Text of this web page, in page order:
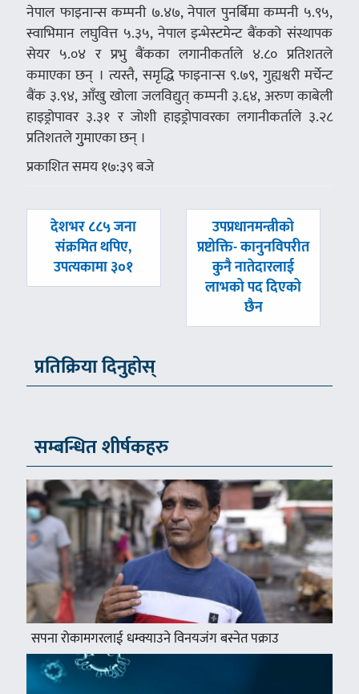
नेपाल फाइनान्स कम्पनी ७.४७, नेपाल पुनर्बिमा कम्पनी ५.९५,
स्वाभिमान लघुवित्त ५.३५, नेपाल इन्भेस्टमेन्ट बैंकको संस्थापक
सेयर ५.०४ र प्रभु बैंकका लगानीकर्ताले ४.८० प्रतिशतले
कमाएका छन् । त्यस्तै, समृद्धि फाइनान्स ९.७९, गुह्यश्वरी मर्चेन्ट
बैंक ३.९४, आँखु खोला जलविद्युत् कम्पनी ३.६४, अरुण काबेली
हाइड्रोपावर ३.३१ र जोशी हाइड्रोपावरका लगानीकर्ताले ३.२८
प्रतिशतले गुुमाएका छन् ।
प्रकाशित समय १७:३९ बजे
पछिल्लाे
देशभर ८८५ जना
संक्रमित थपिए,
उपत्यकामा ३०१
अघिल्लाे
-
उपप्रधानमन्त्रीको
प्रष्टोक्ति- कानुनविपरीत
कुनै नातेदारलाई
लाभको पद दिएको
छैन
प्रतिक्रिया दिनुहोस्
सम्बन्धित शीर्षकहरु
सपना रोकामगरलाई धम्क्याउने विनयजंग बस्नेत पक्राउ